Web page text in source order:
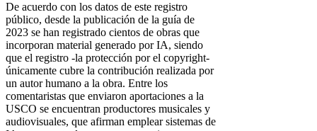
De acuerdo con los datos de este registro
público, desde la publicación de la guía de
2023 se han registrado cientos de obras que
incorporan material generado por IA, siendo
que el registro -la protección por el copyright-
únicamente cubre la contribución realizada por
un autor humano a la obra. Entre los
comentaristas que enviaron aportaciones a la
USCO se encuentran productores musicales y
audiovisuales, que afirman emplear sistemas de